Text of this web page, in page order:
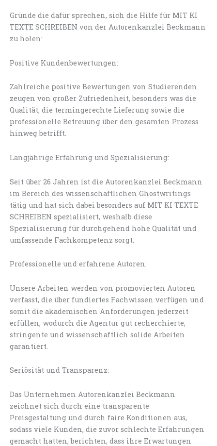
Gründe die dafür sprechen, sich die Hilfe für MIT KI
TEXTE SCHREIBEN von der Autorenkanzlei Beckmann
zu holen:
Positive Kundenbewertungen:
Zahlreiche positive Bewertungen von Studierenden
zeugen von großer Zufriedenheit, besonders was die
Qualität, die termingerechte Lieferung sowie die
professionelle Betreuung über den gesamten Prozess
hinweg betrifft.
Langjährige Erfahrung und Spezialisierung:
Seit über 26 Jahren ist die Autorenkanzlei Beckmann
im Bereich des wissenschaftlichen Ghostwritings
tätig und hat sich dabei besonders auf MIT KI TEXTE
SCHREIBEN spezialisiert, weshalb diese
Spezialisierung für durchgehend hohe Qualität und
umfassende Fachkompetenz sorgt.
Professionelle und erfahrene Autoren:
Unsere Arbeiten werden von promovierten Autoren
verfasst, die über fundiertes Fachwissen verfügen und
somit die akademischen Anforderungen jederzeit
erfüllen, wodurch die Agentur gut recherchierte,
stringente und wissenschaftlich solide Arbeiten
garantiert.
Seriösität und Transparenz:
Das Unternehmen Autorenkanzlei Beckmann
zeichnet sich durch eine transparente
Preisgestaltung und durch faire Konditionen aus,
sodass viele Kunden, die zuvor schlechte Erfahrungen
gemacht hatten, berichten, dass ihre Erwartungen